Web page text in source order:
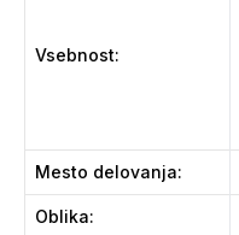
Vsebnost:
Mesto delovanja:
Oblika: